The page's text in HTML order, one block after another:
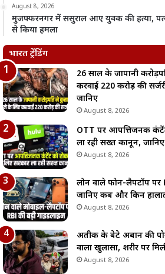
August 8, 2026
मुजफ्फरनगर में ससुराल आए युवक की हत्या,
से किया हमला
भारत ट्रेंडिंग
26 साल के जापानी
करवाई 220 करोड़ की
जानिए
August 8, 2026
OTT पर आपत्तिजनक
ला रही सख्त कानून,
August 8, 2026
लोन वाले फोन-लैपटॉप पर
जानिए कब और किन
August 8, 2026
अतीक के बेटे अबान की
वाला खुलासा, शरीर पर
August 8, 2026